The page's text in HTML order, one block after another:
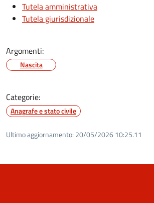
Tutela amministrativa
Tutela giurisdizionale
Argomenti:
Nascita
Categorie:
Anagrafe e stato civile
Ultimo aggiornamento: 20/05/2026 10:25.11